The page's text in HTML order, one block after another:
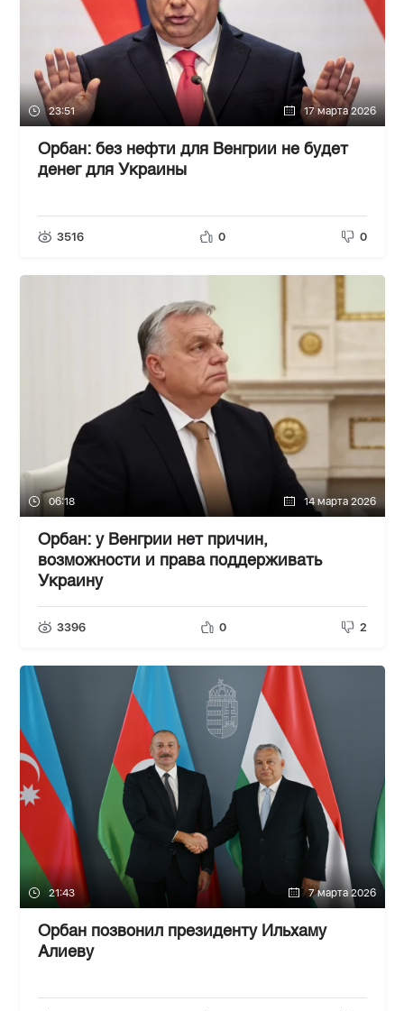
23:51 17 марта 2026
Орбан: без нефти для Венгрии не будет
денег для Украины
3516 0 0
06:18 14 марта 2026
Орбан: у Венгрии нет причин,
возможности и права поддерживать
Украину
3396 0 2
21:43 7 марта 2026
Орбан позвонил президенту Ильхаму
Алиеву